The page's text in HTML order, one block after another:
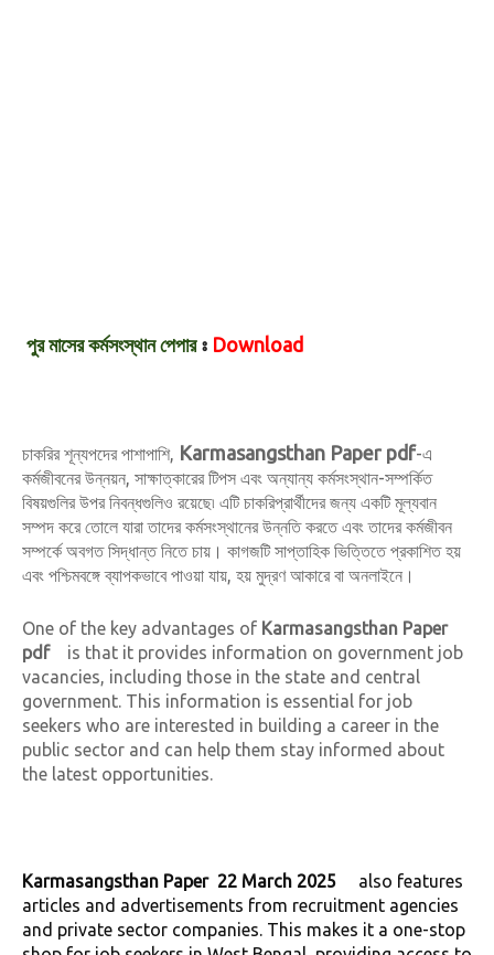
পুর মাসেরকর্মসংস্থান পেপারঃ Download
চাকরির শূন্যপদের পাশাপাশি, Karmasangsthan Paper pdf-এ
কর্মজীবনের উন্নয়ন, সাক্ষাত্কারের টিপস এবং অন্যান্য কর্মসংস্থান-সম্পর্কিত
বিষয়গুলির উপর নিবন্ধগুলিও রয়েছে৷ এটি চাকরিপ্রার্থীদের জন্য একটি মূল্যবান
সম্পদ করে তোলে যারা তাদের কর্মসংস্থানের উন্নতি করতে এবং তাদের কর্মজীবন
সম্পর্কে অবগত সিদ্ধান্ত নিতে চায়। কাগজটি সাপ্তাহিক ভিত্তিতে প্রকাশিত হয়
এবং পশ্চিমবঙ্গে ব্যাপকভাবে পাওয়া যায়, হয় মুদ্রণ আকারে বা অনলাইনে।
One of the key advantages of Karmasangsthan Paper
pdf
is that it provides information on government job
vacancies, including those in the state and central
government. This information is essential for job
seekers who are interested in building a career in the
public sector and can help them stay informed about
the latest opportunities.
Karmasangsthan Paper 22 March 2025
also features
articles and advertisements from recruitment agencies
and private sector companies. This makes it a one-stop